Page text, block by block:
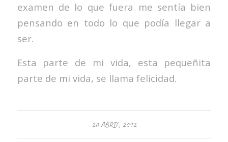
examen de lo que fuera me sentía bien
pensando en todo lo que podía llegar a
ser.
Esta parte de mi vida, esta pequeñita
parte de mi vida, se llama felicidad.
20 ABRIL, 2012